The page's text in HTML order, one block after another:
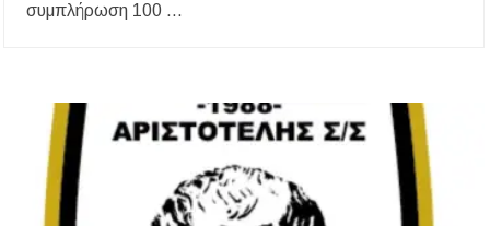
συμπλήρωση 100 …